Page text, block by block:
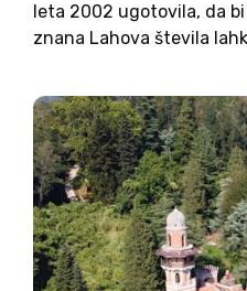
leta 2002 ugotovila, da
znana Lahova števila
slovenskega
mogla...